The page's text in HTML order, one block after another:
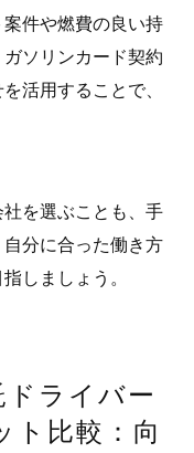
件や燃費の良い持
ソリンカード契約
活用することで、
を選ぶことも、手
分に合った働き方
しましょう。
ライバー
ト比較：向